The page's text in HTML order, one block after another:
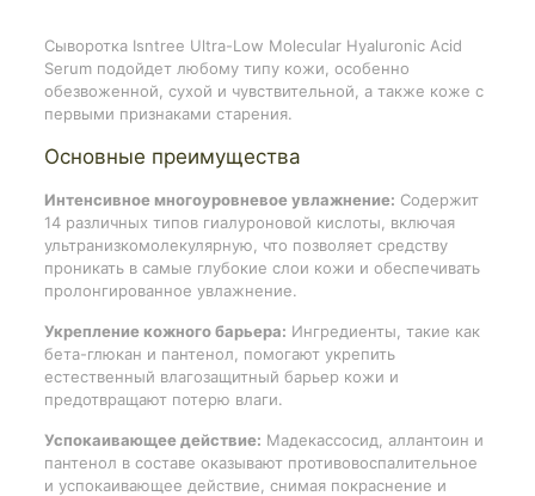
Сыворотка Isntree Ultra-Low Molecular Hyaluronic Acid
Serum подойдет любому типу кожи, особенно
обезвоженной, сухой и чувствительной, а также коже с
первыми признаками старения.
Основные преимущества
Интенсивное многоуровневое увлажнение: Содержит
14 различных типов гиалуроновой кислоты, включая
ультранизкомолекулярную, что позволяет средству
проникать в самые глубокие слои кожи и обеспечивать
пролонгированное увлажнение.
Укрепление кожного барьера: Ингредиенты, такие как
бета-глюкан и пантенол, помогают укрепить
естественный влагозащитный барьер кожи и
предотвращают потерю влаги.
Успокаивающее действие: Мадекассосид, аллантоин и
пантенол в составе оказывают противовоспалительное
и успокаивающее действие, снимая покраснение и